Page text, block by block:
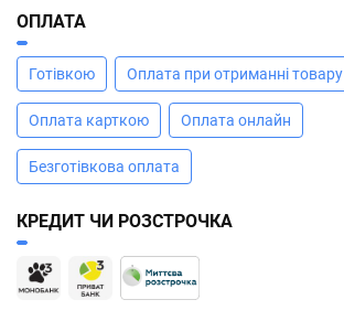
ОПЛАТА
Готівкою Оплата при отриманні товару
Оплата карткою Оплата онлайн
Безготівкова оплата
КРЕДИТ ЧИ РОЗСТРОЧКА